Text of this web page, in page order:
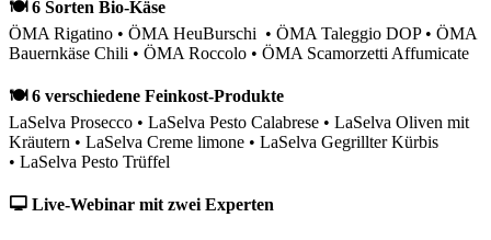
🍽 6 Sorten Bio-Käse
ÖMA Rigatino • ÖMA HeuBurschi • ÖMA Taleggio DOP • ÖMA
Bauernkäse Chili • ÖMA Roccolo • ÖMA Scamorzetti Affumicate
🍽 6 verschiedene Feinkost-Produkte
LaSelva Prosecco • LaSelva Pesto Calabrese • LaSelva Oliven mit
Kräutern • LaSelva Creme limone • LaSelva Gegrillter Kürbis
• LaSelva Pesto Trüffel
🖵 Live-Webinar mit zwei Experten